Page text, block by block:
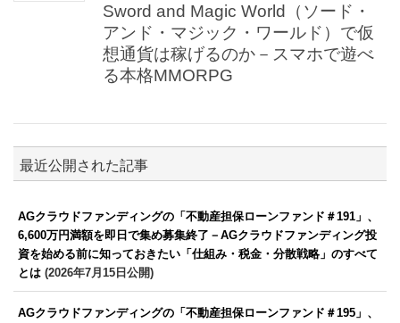
Sword and Magic World（ソード・
アンド・マジック・ワールド）で仮
想通貨は稼げるのか－スマホで遊べ
る本格MMORPG
最近公開された記事
AGクラウドファンディングの「不動産担保ローンファンド＃191」、
6,600万円満額を即日で集め募集終了－AGクラウドファンディング投
資を始める前に知っておきたい「仕組み・税金・分散戦略」のすべて
とは (2026年7月15日公開)
AGクラウドファンディングの「不動産担保ローンファンド＃195」、